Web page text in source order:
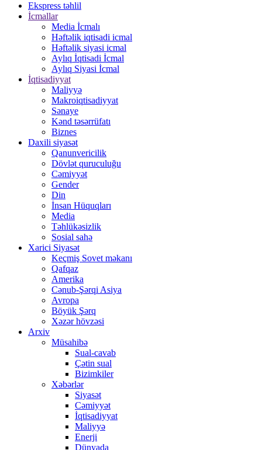
Ekspress təhlil
İcmallar
Media İcmalı
Həftəlik iqtisadi icmal
Həftəlik siyasi icmal
Aylıq İqtisadi İcmal
Aylıq Siyasi İcmal
İqtisadiyyat
Maliyyə
Makroiqtisadiyyat
Sənaye
Kənd təsərrüfatı
Biznes
Daxili siyasət
Qanunvericilik
Dövlət quruculuğu
Cəmiyyət
Gender
Din
İnsan Hüquqları
Media
Təhlükəsizlik
Sosial sahə
Xarici Siyasət
Keçmiş Sovet məkanı
Qafqaz
Amerika
Cənub-Şərqi Asiya
Avropa
Böyük Şərq
Xəzər hövzəsi
Arxiv
Müsahibə
Sual-cavab
Çətin sual
Bizimkiler
Xəbərlər
Siyasət
Cəmiyyət
İqtisadiyyat
Maliyyə
Enerji
Dünyada